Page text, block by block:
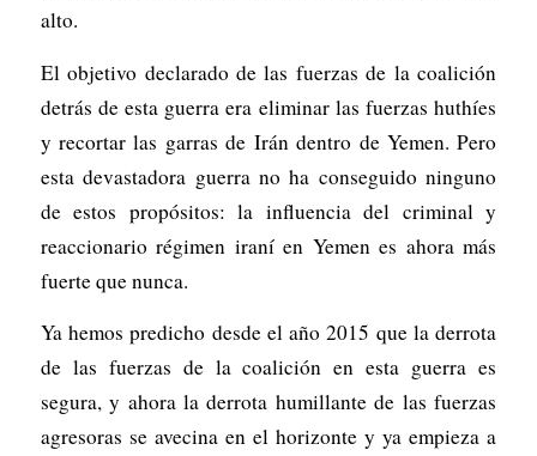
alto.
El objetivo declarado de las fuerzas de la coalición
detrás de esta guerra era eliminar las fuerzas huthíes
y recortar las garras de Irán dentro de Yemen. Pero
esta devastadora guerra no ha conseguido ninguno
de estos propósitos: la influencia del criminal y
reaccionario régimen iraní en Yemen es ahora más
fuerte que nunca.
Ya hemos predicho desde el año 2015 que la derrota
de las fuerzas de la coalición en esta guerra es
segura, y ahora la derrota humillante de las fuerzas
agresoras se avecina en el horizonte y ya empieza a